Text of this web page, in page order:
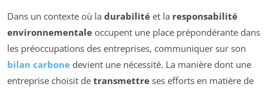
Dans un contexte où la durabilité et la responsabilité
environnementale occupent une place prépondérante dans
les préoccupations des entreprises, communiquer sur son
bilan carbone devient une nécessité. La manière dont une
entreprise choisit de transmettre ses efforts en matière de